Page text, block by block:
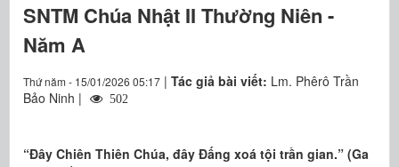
THƯ GIÃN
SNTM Chúa Nhật II Thường Niên -
Năm A
Thứ năm - 15/01/2026 05:17 | Tác giả bài viết: Lm. Phêrô Trần
Bảo Ninh |
502
“Ðây Chiên Thiên Chúa, đây Ðấng xoá tội trần gian.” (Ga